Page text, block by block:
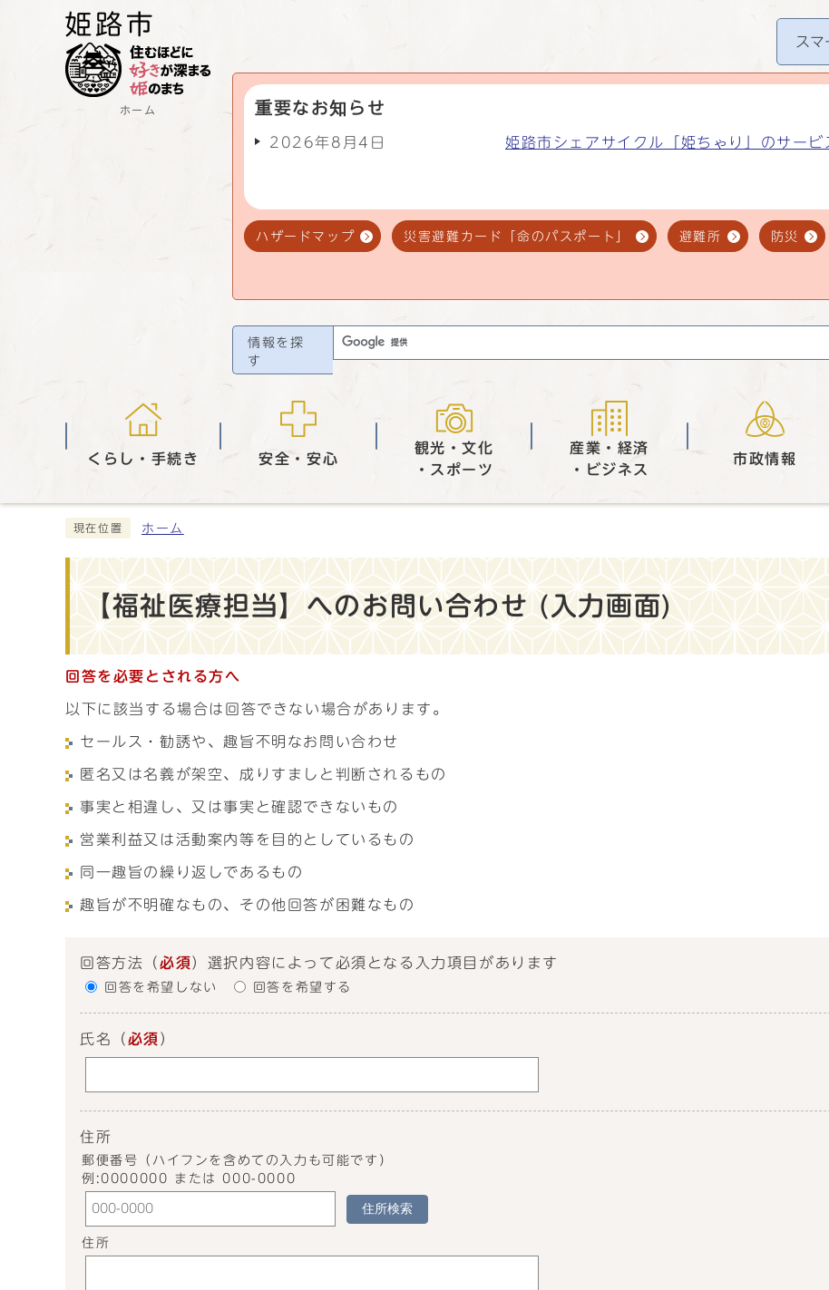
ホーム
スマ
重要なお知らせ
2026年8月4日 姫路市シェアサイクル「姫ちゃり」のサー
ハザードマップ 災害避難カード「命のパスポート」 避難所 防災
情報を探
す
くらし・手続き 安全・安心
観光・文化
・スポーツ
産業・経済
・ビジネス
市政情報
現在位置 ホーム
【福祉医療担当】へのお問い合わせ (入力画面)
回答を必要とされる方へ
以下に該当する場合は回答できない場合があります。
セールス・勧誘や、趣旨不明なお問い合わせ
匿名又は名義が架空、成りすましと判断されるもの
事実と相違し、又は事実と確認できないもの
営業利益又は活動案内等を目的としているもの
同一趣旨の繰り返しであるもの
趣旨が不明確なもの、その他回答が困難なもの
回答方法 （ 必須 ）選択内容によって必須となる入力項目があります
回答を希望しない 回答を希望する
氏名 （ 必須 ）
住所
郵便番号（ハイフンを含めての入力も可能です）
例:0000000 または 000-0000
住所検索
住所